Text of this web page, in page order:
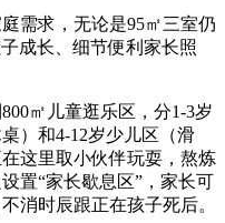
求，无论是95㎡三室仍
成长、细节便利家长照
㎡儿童逛乐区，分1-3岁
）和4-12岁少儿区（滑
这里取小伙伴玩耍，熬炼
置“家长歇息区”，家长可
消时辰跟正在孩子死后。